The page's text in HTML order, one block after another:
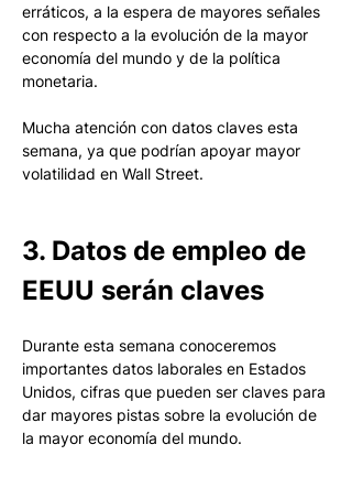
erráticos, a la espera de mayores señales
con respecto a la evolución de la mayor
economía del mundo y de la política
monetaria.
Mucha atención con datos claves esta
semana, ya que podrían apoyar mayor
volatilidad en Wall Street.
3. Datos de empleo de
EEUU serán claves
Durante esta semana conoceremos
importantes datos laborales en Estados
Unidos, cifras que pueden ser claves para
dar mayores pistas sobre la evolución de
la mayor economía del mundo.